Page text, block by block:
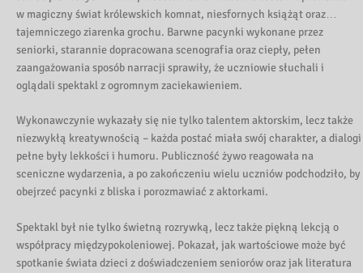
w magiczny świat królewskich komnat, niesfornych książąt oraz…
tajemniczego ziarenka grochu. Barwne pacynki wykonane przez
seniorki, starannie dopracowana scenografia oraz ciepły, pełen
zaangażowania sposób narracji sprawiły, że uczniowie słuchali i
oglądali spektakl z ogromnym zaciekawieniem.
Wykonawczynie wykazały się nie tylko talentem aktorskim, lecz także
niezwykłą kreatywnością – każda postać miała swój charakter, a dialogi
pełne były lekkości i humoru. Publiczność żywo reagowała na
sceniczne wydarzenia, a po zakończeniu wielu uczniów podchodziło, by
obejrzeć pacynki z bliska i porozmawiać z aktorkami.
Spektakl był nie tylko świetną rozrywką, lecz także piękną lekcją o
współpracy międzypokoleniowej. Pokazał, jak wartościowe może być
spotkanie świata dzieci z doświadczeniem seniorów oraz jak literatura